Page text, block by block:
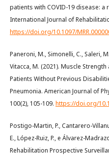
patients with COVID-19 disease:
International Journal of
https://doi.org/10.1097/
Paneroni, M., Simonelli, C., Saleri,
Vitacca, M. (2021). Muscle
Patients Without Previous
Pneumonia. American Journal of
100(2), 105-109. https://doi.org/
Postigo-Martin, P., Cantarero-
E., López-Ruiz, P., e Álvarez-
Rehabilitation Prospective